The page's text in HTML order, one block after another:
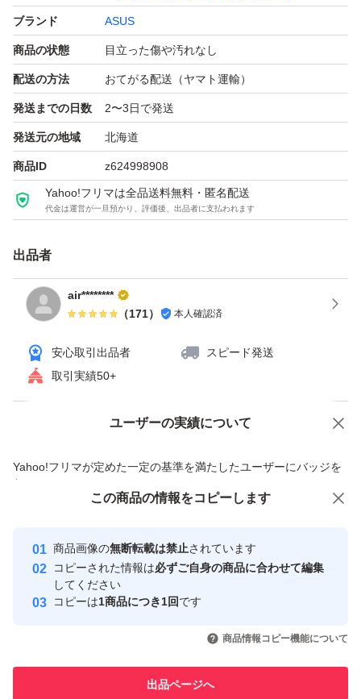
冷却ファン：空冷（トリプルファン）
専有スロット：2.5 スロット
幅（長さ）：304.0 mm
ブランド ASUS
商品の状態 目立った傷や汚れなし
配送の方法 おてがる配送（ヤマト運輸）
発送までの日数 2〜3日で発送
発送元の地域 北海道
商品ID z624998908
Yahoo!フリマは全品送料無料・匿名配送
代金は運営が一旦預かり、評価後、出品者に支払われます
出品者
air********
（171） 本人確認済
安心取引出品者
スピード発送
取引実績50+
ユーザーの実績について
Yahoo!フリマが定めた一定の基準を満たしたユーザーにバッジを
付与しています
安心取引出品者
心・安全なユーザーです
取引実績
引を完了させた実績があります
での取引実績があります
価格の相談 商品への質問
この商品の情報をコピーします
商品画像の無断転載は禁止されています
コピーされた情報は必ずご自身の商品に合わせて編集
してください
コピーは1商品につき1回です
商品情報コピー機能について
出品ページへ
この商品をみている人にオススメ